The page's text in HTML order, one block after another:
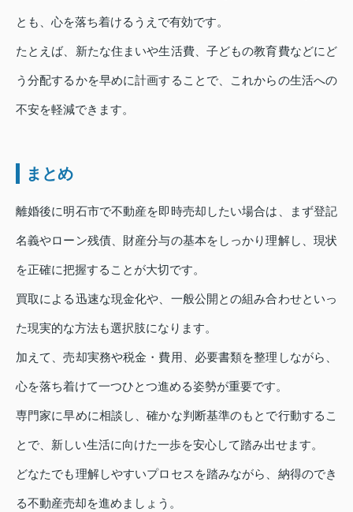
とも、心を落ち着けるうえで有効です。
たとえば、新たな住まいや生活費、子どもの教育費などにど
う分配するかを早めに計画することで、これからの生活への
不安を軽減できます。
まとめ
離婚後に明石市で不動産を即時売却したい場合は、まず登記
名義やローン残債、財産分与の基本をしっかり理解し、現状
を正確に把握することが大切です。
買取による迅速な現金化や、一般公開との組み合わせといっ
た現実的な方法も選択肢になります。
加えて、売却実務や税金・費用、必要書類を整理しながら、
心を落ち着けて一つひとつ進める姿勢が重要です。
専門家に早めに相談し、確かな判断基準のもとで行動するこ
とで、新しい生活に向けた一歩を安心して踏み出せます。
どなたでも理解しやすいプロセスを踏みながら、納得のでき
る不動産売却を進めましょう。